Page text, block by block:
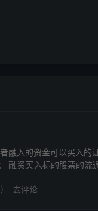
融入的资金可以买入的
融资买入标的股票的流
去评论